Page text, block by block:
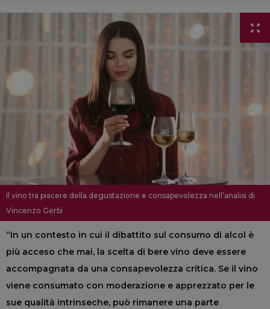
Il vino tra piacere della degustazione e consapevolezza nell’analisi di
Vincenzo Gerbi
“In un contesto in cui il dibattito sul consumo di alcol è
più acceso che mai, la scelta di bere vino deve essere
accompagnata da una consapevolezza critica. Se il vino
viene consumato con moderazione e apprezzato per le
sue qualità intrinseche, può rimanere una parte